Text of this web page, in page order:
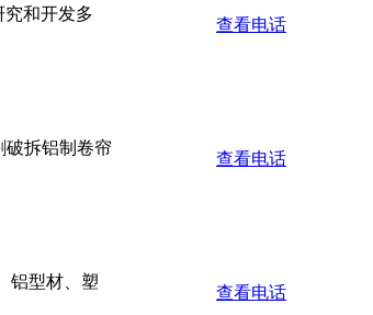
和开发多
查看电话
破拆铝制卷帘
查看电话
铝型材、塑
查看电话